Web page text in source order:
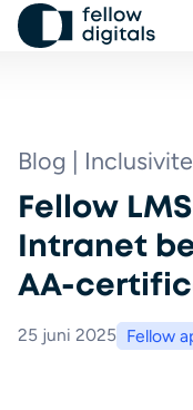
Ga naar de inhoud
Fellow
Intranet
AA-
Blog |
25 juni 2025 Fellow